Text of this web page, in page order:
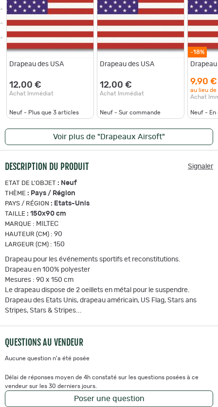
Drapeau des USA
12,00 €
Achat Immédiat
Neuf - Plus que 3 articles
Drapeau des USA
12,00 €
Achat Immédiat
Neuf - Sur commande
-18%
9,90 €
au lieu de
Achat
Neuf - En
Voir plus de "Drapeaux Airsoft"
DESCRIPTION DU PRODUIT Signaler
ETAT DE L'OBJET : Neuf
THÈME : Pays / Région
PAYS / RÉGION : Etats-Unis
TAILLE : 150x90 cm
MARQUE : MILTEC
HAUTEUR (CM) : 90
LARGEUR (CM) : 150
Drapeau pour les événements sportifs et reconstitutions.
Drapeau en 100% polyester
Mesures : 90 x 150 cm
Le drapeau dispose de 2 oeillets en métal pour le suspendre.
Drapeau des Etats Unis, drapeau américain, US Flag, Stars ans
Stripes, Stars & Stripes...
QUESTIONS AU VENDEUR
Aucune question n'a été posée
Délai de réponses moyen de 4h constaté sur les questions posées à ce
vendeur sur les 30 derniers jours.
Poser une question